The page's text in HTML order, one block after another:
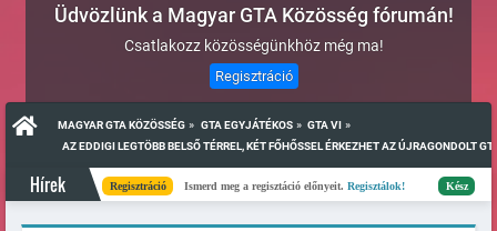
Üdvözlünk a Magyar GTA Közösség fórumán!
Csatlakozz közösségünkhöz még ma!
Regisztráció
MAGYAR GTA KÖZÖSSÉG » GTA EGYJÁTÉKOS » GTA VI »
AZ EDDIGI LEGTÖBB BELSŐ TÉRREL, KÉT FŐHŐSSEL ÉRKEZHET AZ ÚJRAGONDOLT
Hírek Regisztráció Ismerd meg a regisztáció előnyeit.Regisztálok! Elkészült